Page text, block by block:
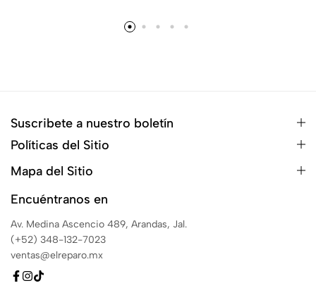
Suscribete a nuestro boletín
Políticas del Sitio
Mapa del Sitio
Encuéntranos en
Av. Medina Ascencio 489, Arandas, Jal.
(+52) 348-132-7023
ventas@elreparo.mx